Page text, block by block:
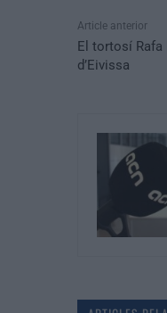
Article anterior
El tortosí Rafa
d’Eivissa